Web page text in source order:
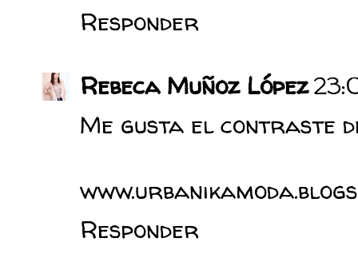
Responder
Rebeca Muñoz López
Me gusta el contraste
Responder